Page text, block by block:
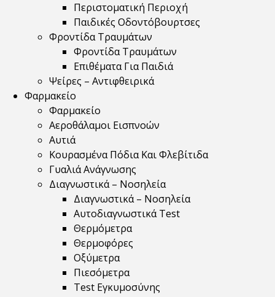
Περιστοματική Περιοχή
Παιδικές Οδοντόβουρτσες
Φροντίδα Τραυμάτων
Φροντίδα Τραυμάτων
Επιθέματα Για Παιδιά
Ψείρες – Αντιφθειρικά
Φαρμακείο
Φαρμακείο
Αεροθάλαμοι Εισπνοών
Αυτιά
Κουρασμένα Πόδια Και Φλεβίτιδα
Γυαλιά Ανάγνωσης
Διαγνωστικά – Νοσηλεία
Διαγνωστικά – Νοσηλεία
Αυτοδιαγνωστικά Test
Θερμόμετρα
Θερμοφόρες
Οξύμετρα
Πιεσόμετρα
Test Εγκυμοσύνης